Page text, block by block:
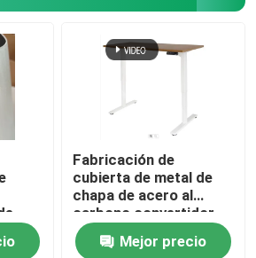
Fabricación de
cubierta de metal de
chapa de acero al
carbono convertidor
ajustado Mesa de
dormitorioMejor precio